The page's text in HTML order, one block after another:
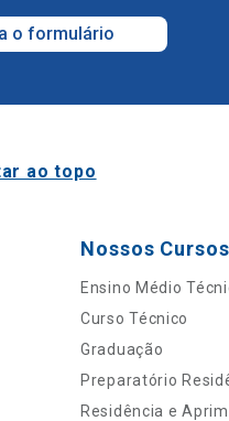
o formulário
ao topo
Nossos Cursos
Ensino Médio
Curso Técnico
Graduação
Preparatório
Residência e